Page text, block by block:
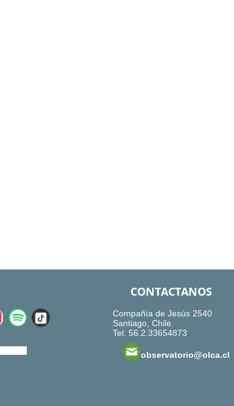
CONTACTANOS
Compañía de Jesús 2540
Santiago, Chile.
Tel: 56.2.33654873
observatorio@olca.cl